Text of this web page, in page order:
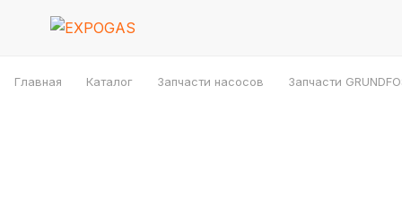
Главная Каталог Запчасти насосов Запчасти